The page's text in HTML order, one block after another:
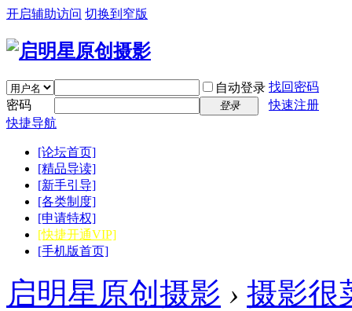
开启辅助访问 切换到窄版
自动登录 找回密码
密码
登录
快速注册
快捷导航
[论坛首页]
[精品导读]
[新手引导]
[各类制度]
[申请特权]
[快捷开通VIP]
[手机版首页]
启明星原创摄影 › 摄影很